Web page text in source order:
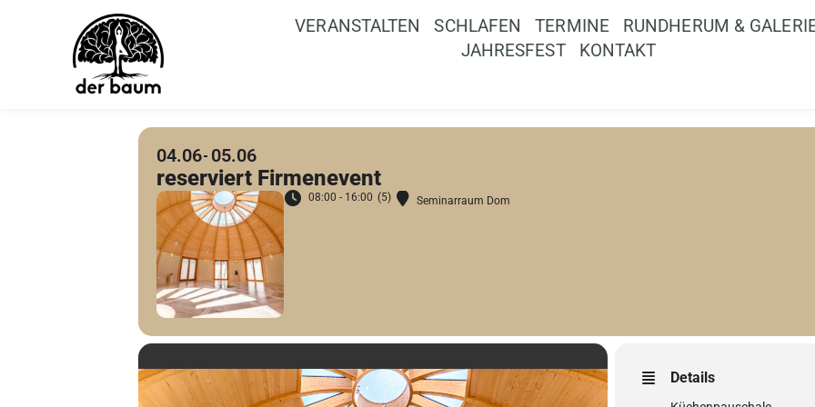
VERANSTALTEN SCHLAFEN TERMINE
RUNDHERUM &
JAHRESFEST
KONTAKT
04.06 05.06
reserviert Firmenevent
08:00 - 16:00 (5) Seminarraum Dom
Details